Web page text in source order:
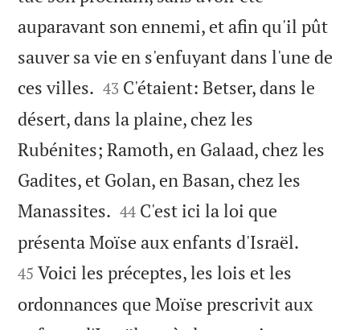
auparavant son ennemi, et afin qu'il pût
sauver sa vie en s'enfuyant dans l'une de
ces villes. 

43 C'étaient: Betser, dans le
désert, dans la plaine, chez les
Rubénites; Ramoth, en Galaad, chez les
Gadites, et Golan, en Basan, chez les
Manassites. 

44 C'est ici la loi que
présenta Moïse aux enfants d'Israël.
45 Voici les préceptes, les lois et les
ordonnances que Moïse prescrivit aux